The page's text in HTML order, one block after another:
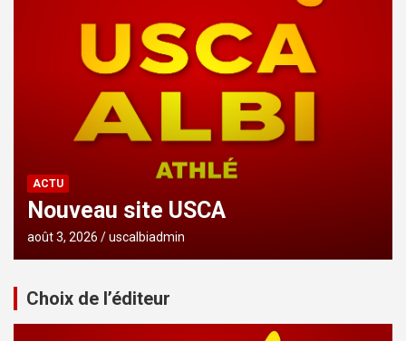
ACTU
Nouveau site USCA
août 3, 2026 uscalbiadmin
Choix de l’éditeur